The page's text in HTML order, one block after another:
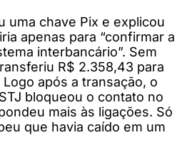
uma chave Pix e explicou
apenas para “confirmar a
interbancário”. Sem
R$ 2.358,43 para
após a transação, o
bloqueou o contato no
mais às ligações. Só
que havia caído em um